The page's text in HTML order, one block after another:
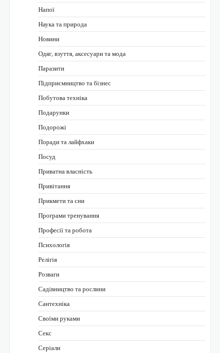
Напої
Наука та природа
Новини
Одяг, взуття, аксесуари та мода
Паразити
Підприємництво та бізнес
Побутова техніка
Подарунки
Подорожі
Поради та лайфхаки
Посуд
Приватна власність
Привітання
Прикмети та сни
Програми тренування
Професії та робота
Психологія
Релігія
Розваги
Садівництво та рослини
Сантехніка
Своїми руками
Секс
Серіали